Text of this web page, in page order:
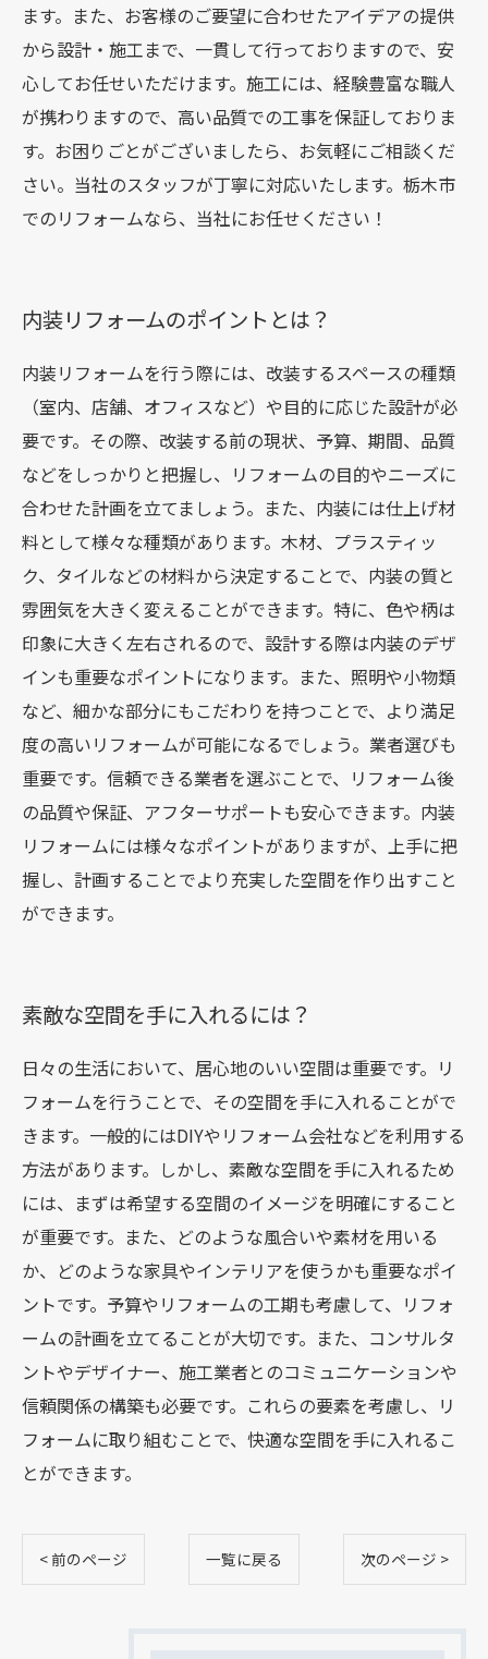
ます。また、お客様のご要望に合わせたアイデアの提供
から設計・施工まで、一貫して行っておりますので、安
心してお任せいただけます。施工には、経験豊富な職人
が携わりますので、高い品質での工事を保証しておりま
す。お困りごとがございましたら、お気軽にご相談くだ
さい。当社のスタッフが丁寧に対応いたします。栃木市
でのリフォームなら、当社にお任せください！
内装リフォームのポイントとは？
内装リフォームを行う際には、改装するスペースの種類
（室内、店舗、オフィスなど）や目的に応じた設計が必
要です。その際、改装する前の現状、予算、期間、品質
などをしっかりと把握し、リフォームの目的やニーズに
合わせた計画を立てましょう。また、内装には仕上げ材
料として様々な種類があります。木材、プラスティッ
ク、タイルなどの材料から決定することで、内装の質と
雰囲気を大きく変えることができます。特に、色や柄は
印象に大きく左右されるので、設計する際は内装のデザ
インも重要なポイントになります。また、照明や小物類
など、細かな部分にもこだわりを持つことで、より満足
度の高いリフォームが可能になるでしょう。業者選びも
重要です。信頼できる業者を選ぶことで、リフォーム後
の品質や保証、アフターサポートも安心できます。内装
リフォームには様々なポイントがありますが、上手に把
握し、計画することでより充実した空間を作り出すこと
ができます。
素敵な空間を手に入れるには？
日々の生活において、居心地のいい空間は重要です。リ
フォームを行うことで、その空間を手に入れることがで
きます。一般的にはDIYやリフォーム会社などを利用する
方法があります。しかし、素敵な空間を手に入れるため
には、まずは希望する空間のイメージを明確にすること
が重要です。また、どのような風合いや素材を用いる
か、どのような家具やインテリアを使うかも重要なポイ
ントです。予算やリフォームの工期も考慮して、リフォ
ームの計画を立てることが大切です。また、コンサルタ
ントやデザイナー、施工業者とのコミュニケーションや
信頼関係の構築も必要です。これらの要素を考慮し、リ
フォームに取り組むことで、快適な空間を手に入れるこ
とができます。
< 前のページ 一覧に戻る 次のページ >